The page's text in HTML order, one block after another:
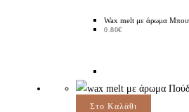
Wax melt με άρωμα
0.80€
Στο Καλάθι